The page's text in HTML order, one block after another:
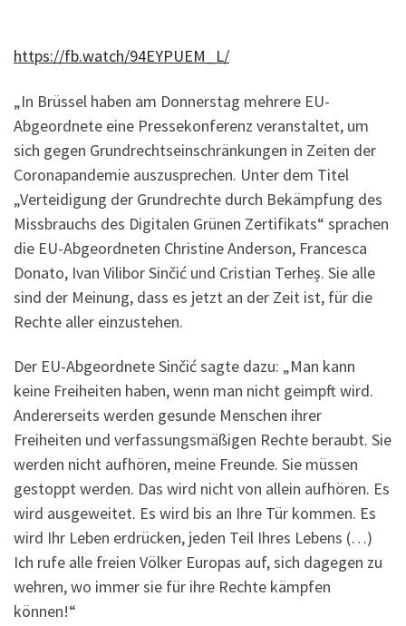
https://fb.watch/94EYPUEM_L/
„In Brüssel haben am Donnerstag mehrere EU-
Abgeordnete eine Pressekonferenz veranstaltet, um
sich gegen Grundrechtseinschränkungen in Zeiten der
Coronapandemie auszusprechen. Unter dem Titel
„Verteidigung der Grundrechte durch Bekämpfung des
Missbrauchs des Digitalen Grünen Zertifikats“ sprachen
die EU-Abgeordneten Christine Anderson, Francesca
Donato, Ivan Vilibor Sinčić und Cristian Terheș. Sie alle
sind der Meinung, dass es jetzt an der Zeit ist, für die
Rechte aller einzustehen.
Der EU-Abgeordnete Sinčić sagte dazu: „Man kann
keine Freiheiten haben, wenn man nicht geimpft wird.
Andererseits werden gesunde Menschen ihrer
Freiheiten und verfassungsmäßigen Rechte beraubt. Sie
werden nicht aufhören, meine Freunde. Sie müssen
gestoppt werden. Das wird nicht von allein aufhören. Es
wird ausgeweitet. Es wird bis an Ihre Tür kommen. Es
wird Ihr Leben erdrücken, jeden Teil Ihres Lebens (…)
Ich rufe alle freien Völker Europas auf, sich dagegen zu
wehren, wo immer sie für ihre Rechte kämpfen
können!“